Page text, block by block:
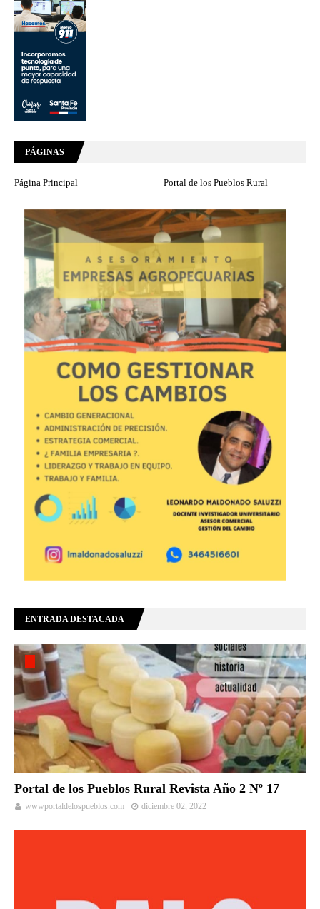
PÁGINAS
Página Principal Portal de los Pueblos Rural
ENTRADA DESTACADA
Portal de los Pueblos Rural Revista Año 2 Nº 17
wwwportaldelospueblos.com diciembre 02, 2022